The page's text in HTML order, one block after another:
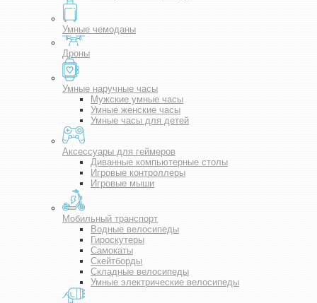
Умные чемоданы
Дроны
Умные наручные часы
Мужские умные часы
Умные женские часы
Умные часы для детей
Аксессуары для геймеров
Диванные компьютерные столы
Игровые контроллеры
Игровые мыши
Мобильный транспорт
Водные велосипеды
Гироскутеры
Самокаты
Скейтборды
Складные велосипеды
Умные электрические велосипеды